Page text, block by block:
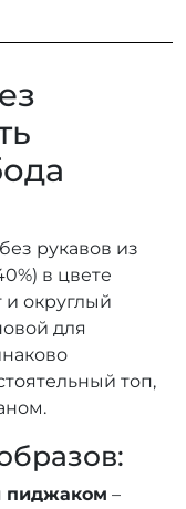
рукавов из
в цвете
и округлый
для
топ,
пиджаком –